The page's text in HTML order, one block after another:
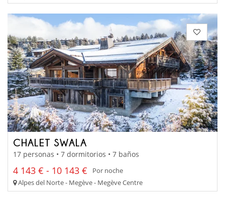
CHALET SWALA
17 personas • 7 dormitorios • 7 baños
4 143 € - 10 143 €
Por noche
Alpes del Norte - Megève - Megève Centre